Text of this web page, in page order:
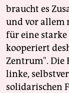
braucht es
und vor allem
für eine starke
kooperiert
Zentrum". Die
linke,
solidarischen